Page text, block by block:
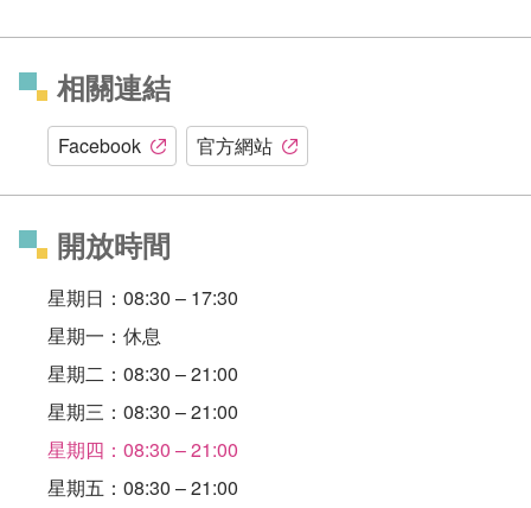
相關連結
Facebook 官方網站
開放時間
星期日：08:30 – 17:30
星期一：休息
星期二：08:30 – 21:00
星期三：08:30 – 21:00
星期四：08:30 – 21:00
星期五：08:30 – 21:00